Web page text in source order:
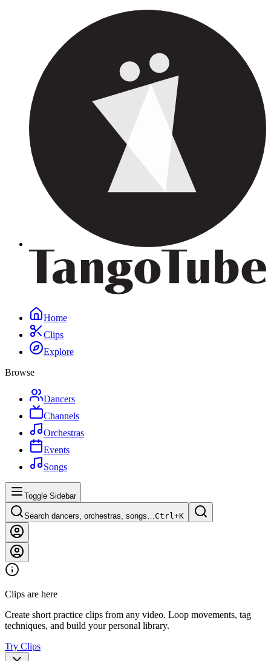
Home
Clips
Explore
Browse
Dancers
Channels
Orchestras
Events
Songs
Toggle Sidebar
Search dancers, orchestras, songs…Ctrl+K
Clips are here
Create short practice clips from any video. Loop movements, tag
techniques, and build your personal library.
Try Clips